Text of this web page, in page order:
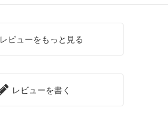
レビューをもっと見る
レビューを書く